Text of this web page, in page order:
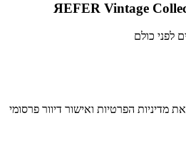
ЯEFER Vintage
לפני כולם
את מדיניות הפרטיות ואישור דיוור פרסומי